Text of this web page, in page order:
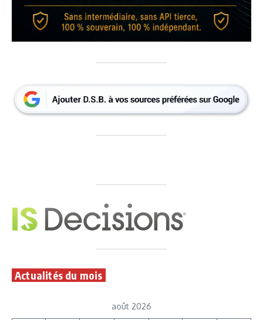
Actualités du mois
août 2026